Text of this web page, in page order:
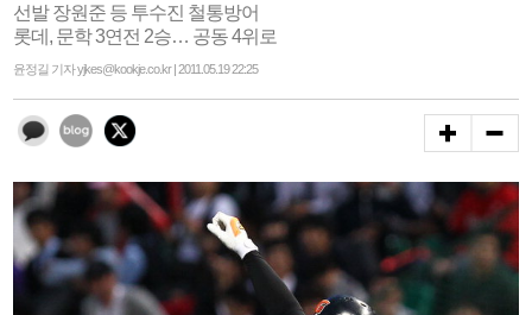
선발 장원준 등 투수진 철통방어
롯데, 문학 3연전 2승… 공동 4위로
윤정길 기자 yjkes@kookje.co.kr | 2011.05.19 22:25